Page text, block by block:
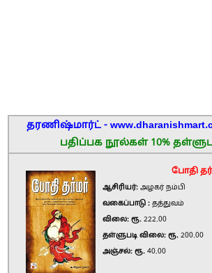
தரணிஷ்மார்ட் -
பதிப்பக நூல்கள் 10%
போதி
ஆசிரியர்: அழகர் நம்பி
வகைப்பாடு : தத்துவம்
விலை: ரூ. 222.00
தள்ளுபடி விலை: ரூ. 200.00
அஞ்சல்: ரூ. 40.00